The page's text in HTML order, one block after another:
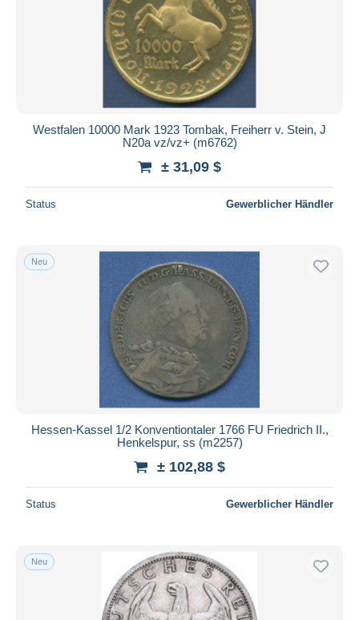
Westfalen 10000 Mark 1923 Tombak, Freiherr v. Stein, J
N20a vz/vz+ (m6762)
± 31,09 $
Status Gewerblicher Händler
Neu
Hessen-Kassel 1/2 Konventiontaler 1766 FU Friedrich II.,
Henkelspur, ss (m2257)
± 102,88 $
Status Gewerblicher Händler
Neu